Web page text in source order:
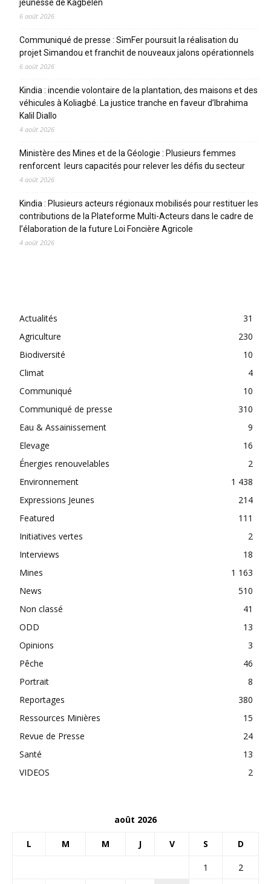
jeunesse de Kagbelen
6 août 2026
Communiqué de presse : SimFer poursuit la réalisation du
projet Simandou et franchit de nouveaux jalons opérationnels
6 août 2026
Kindia : incendie volontaire de la plantation, des maisons et des
véhicules à Koliagbé. La justice tranche en faveur d’Ibrahima
Kalil Diallo
4 août 2026
Ministère des Mines et de la Géologie : Plusieurs femmes
renforcent leurs capacités pour relever les défis du secteur
4 août 2026
Kindia : Plusieurs acteurs régionaux mobilisés pour restituer les
contributions de la Plateforme Multi-Acteurs dans le cadre de
l’élaboration de la future Loi Foncière Agricole
4 août 2026
Actualités
31
Agriculture
230
Biodiversité
10
Climat
4
Communiqué
10
Communiqué de presse
310
Eau & Assainissement
9
Elevage
16
Énergies renouvelables
2
Environnement
1 438
Expressions Jeunes
214
Featured
111
Initiatives vertes
2
Interviews
18
Mines
1 163
News
510
Non classé
41
ODD
13
Opinions
3
Pêche
46
Portrait
8
Reportages
380
Ressources Minières
15
Revue de Presse
24
Santé
13
VIDEOS
2
août 2026
L M M J V S D
1
2